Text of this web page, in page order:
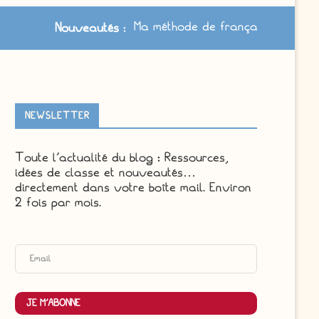
: Ma méthode de français à jour / Le cahier-
NEWSLETTER
Toute l'actualité du blog : Ressources,
idées de classe et nouveautés…
directement dans votre boîte mail. Environ
2 fois par mois.
JE M'ABONNE